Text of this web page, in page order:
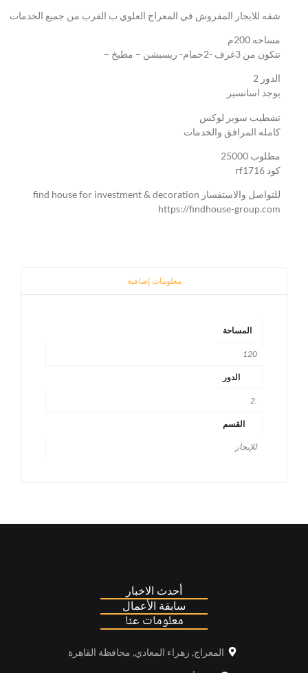
شقه للايجار المفروش في المعراج العلوي ب القرب من جميع الخدمات
مساحه 200م
تتكون من 3غرف -2حمام- ريسبشن – مطبخ –
الدور 2
يوجد اسانسير
تشطيب سوبر لوكس
كامله المرافق والخدمات
مطلوب 25000
كود rf1716
للتواصل والاستفسار find house for investment & decoration
https://findhouse-group.com
معلومات إضافية
المساحة
120
الدور
القسم
للإيجار
أحدث الاخبار
سابقة الأعمال
معلومات عنا
المعراج, زهراء المعادي, محافظة القاهرة